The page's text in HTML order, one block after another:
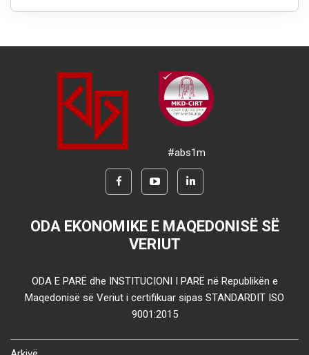
#abs1m
ODA EKONOMIKE E MAQEDONISË SË
VERIUT
ODA E PARË dhe INSTITUCIONI I PARË në Republikën e
Maqedonisë së Veriut i certifikuar sipas STANDARDIT ISO
9001:2015